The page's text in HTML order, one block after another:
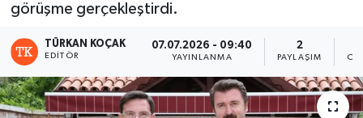
görüşme gerçekleştirdi.
TÜRKAN KOÇAK
EDITÖR
07.07.2026 - 09:40
YAYINLANMA
2
PAYLAŞIM